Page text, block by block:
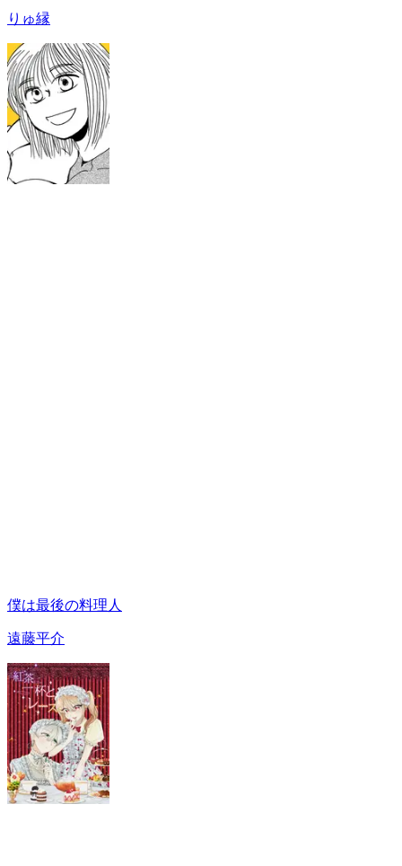
りゅ縁
僕は最後の料理人
遠藤平介